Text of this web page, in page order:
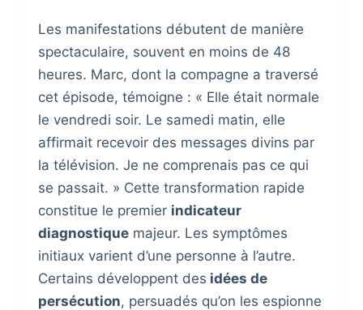
Les manifestations débutent de manière
spectaculaire, souvent en moins de 48
heures. Marc, dont la compagne a traversé
cet épisode, témoigne : « Elle était normale
le vendredi soir. Le samedi matin, elle
affirmait recevoir des messages divins par
la télévision. Je ne comprenais pas ce qui
se passait. » Cette transformation rapide
constitue le premier indicateur
diagnostiquemajeur. Les symptômes
initiaux varient d’une personne à l’autre.
Certains développent des idées de
persécution, persuadés qu’on les espionne